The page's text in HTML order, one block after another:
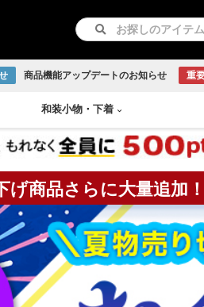
商品機能アップデートのお知らせ 重
紋つき色無地
リサイクル羽織
和装小物 ・ 下着
長襦袢
急須
書画
古伊万里焼 伊賀焼
げ商品さらに大量追加